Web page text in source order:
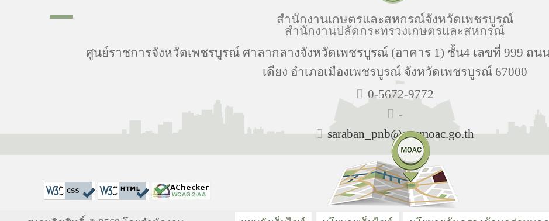
สำนักงานเกษตรและสหกรณ์จังหวัดเพชรบูรณ์
สำนักงานปลัดกระทรวงเกษตรและสหกรณ์
ศูนย์ราชการจังหวัดเพชรบูรณ์ ศาลากลางจังหวัดเพชรบูรณ์ (อาคาร 1) ชั้น4 เลขที่ 999 ถ
เดียง อำเภอเมืองเพชรบูรณ์ จังหวัดเพชรบูรณ์ 67000
0-5672-9772
-
saraban_pnb@opsmoac.go.th